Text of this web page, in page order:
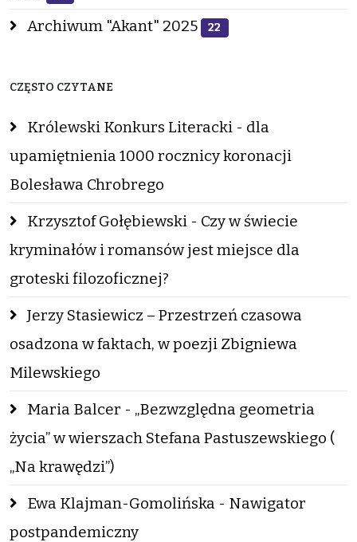
Archiwum "Akant" 2025 22
CZĘSTO CZYTANE
Królewski Konkurs Literacki - dla
upamiętnienia 1000 rocznicy koronacji
Bolesława Chrobrego
Krzysztof Gołębiewski - Czy w świecie
kryminałów i romansów jest miejsce dla
groteski filozoficznej?
Jerzy Stasiewicz – Przestrzeń czasowa
osadzona w faktach, w poezji Zbigniewa
Milewskiego
Maria Balcer - „Bezwzględna geometria
życia” w wierszach Stefana Pastuszewskiego (
„Na krawędzi”)
Ewa Klajman-Gomolińska - Nawigator
postpandemiczny